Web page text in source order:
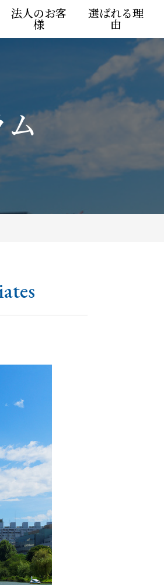
法人のお客
様
選ばれる理
由
ム